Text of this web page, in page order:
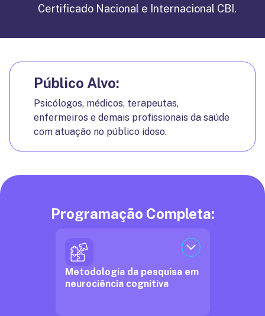
Certificado Nacional e Internacional CBI.
Público Alvo:
Psicólogos, médicos, terapeutas,
enfermeiros e demais profissionais da saúde
com atuação no público idoso.
Programação Completa:
Metodologia da pesquisa em
neurociência cognitiva